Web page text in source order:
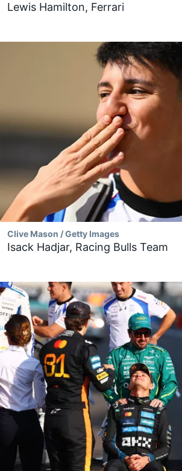
Lewis Hamilton, Ferrari
Clive Mason / Getty Images
Isack Hadjar, Racing Bulls Team